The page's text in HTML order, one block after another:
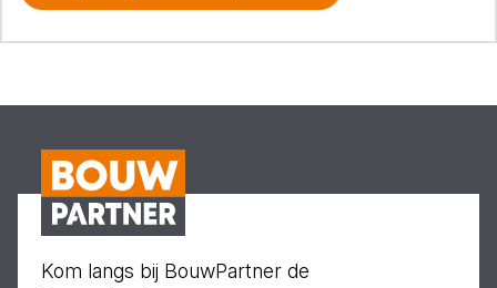
Kom langs bij BouwPartner de